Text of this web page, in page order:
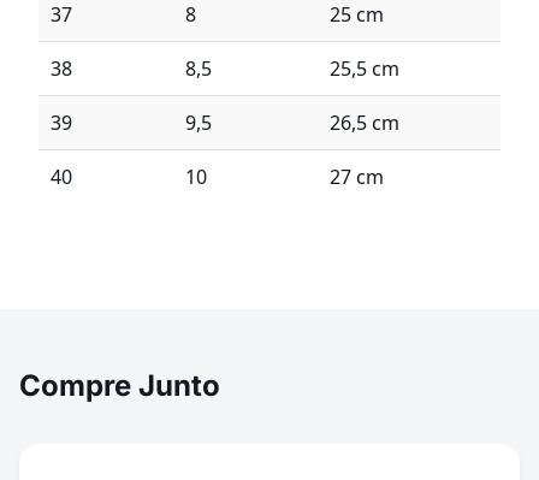
37 8 25 cm
38 8,5 25,5 cm
39 9,5 26,5 cm
40 10 27 cm
Compre Junto